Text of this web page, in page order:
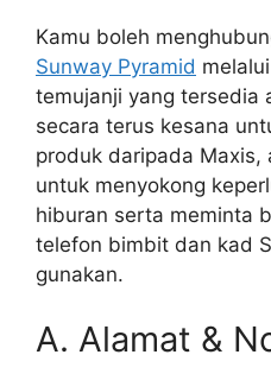
Kamu boleh
Sunway Pyramid
temujanji yang tersedia
secara terus kesana
produk daripada
untuk menyokong
hiburan serta meminta
telefon bimbit dan kad
gunakan.
A. Alamat &